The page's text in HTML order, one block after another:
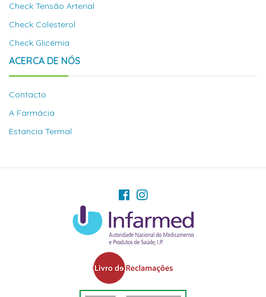
Check Tensão Arterial
Check Colesterol
Check Glicémia
ACERCA DE NÓS
Contacto
A Farmácia
Estancia Termal